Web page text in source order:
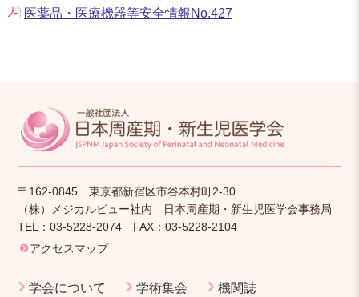
医薬品・医療機器等安全情報No.427
〒162-0845 東京都新宿区市谷本村町2-30
（株）メジカルビュー社内 日本周産期・新生児医学会事務局
TEL：03-5228-2074 FAX：03-5228-2104
アクセスマップ
学会について 学術集会
機関誌